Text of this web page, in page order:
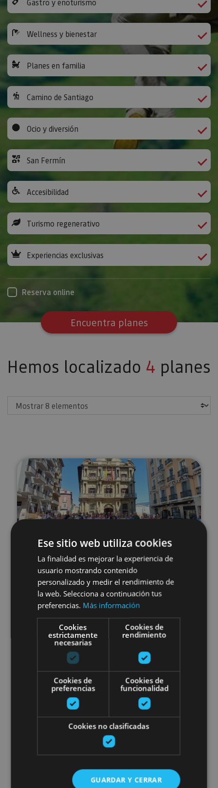
Wellness y bienestar
Planes en familia
Camino de Santiago
Ocio y diversión
San Fermín
Accesibilidad
Turismo regenerativo
Experiencias exclusivas
Reserva online
Encuentra planes
Hemos localizado 4 planes
Visita a Pamplona para grupos
01 ENE - 31 DIC
Visita a Pamplona para grupos
organizados
Pamplona, Camino de Santiago, .
Rutas por Navarra para grupos
01 ENE - 31 DIC
Rutas por Navarra para grupos
Ese sitio web utiliza cookies
La finalidad es mejorar la experiencia de
usuario mostrando contenido
personalizado y medir el rendimiento de
la web. Selecciona a continuación tus
preferencias. Más información
Cookies
estrictamente
necesarias
Cookies de
rendimiento
Cookies de
preferencias
Cookies de
funcionalidad
Cookies no clasificadas
GUARDAR Y CERRAR